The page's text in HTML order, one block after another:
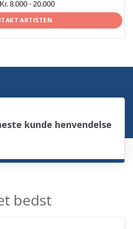
Kr. 8.000 - 20.000
ARTISTEN
kunde henvendelse
bedst